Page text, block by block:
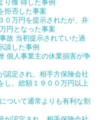
り獲 得した事例
拒否した事案
０万円を提示されたが、弁
円となった事案
故 当初提示されていた過
談した事例
個人事業主の休業損害が争
認定され、相手方保険会社
し、総額１９００万円以上
ついて通常よりも有利な割